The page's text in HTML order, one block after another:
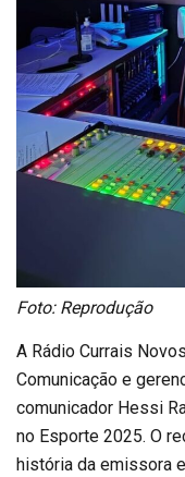
Foto: Reprodução
A Rádio Currais
Comunicação e
comunicador Hessi
no Esporte 2025. O
história da emissora